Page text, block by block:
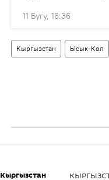
11 Бугу, 16:36
Кыргызстан Ысык-Көл
Кыргызстан